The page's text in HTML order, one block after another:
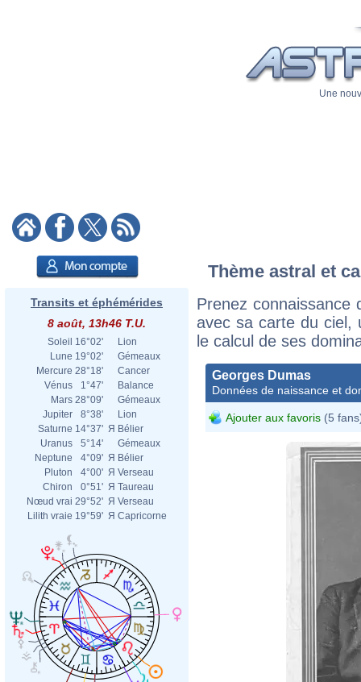
Une
Transits et éphémérides
8 août, 13h46 T.U.
Soleil 16°02'
Lion
Lune 19°02'
Gémeaux
Mercure 28°18'
Cancer
Vénus
1°47'
Balance
Mars 28°09'
Gémeaux
Jupiter
8°38'
Lion
Saturne 14°37' Я Bélier
Uranus
5°14'
Gémeaux
Neptune
4°09' Я Bélier
Pluton
4°00' Я Verseau
Chiron
0°51' Я Taureau
Nœud vrai 29°52' Я Verseau
Lilith vraie 19°59' Я Capricorne
Thème astral et
Prenez connaissance
avec sa carte du ciel,
le calcul de ses
Georges Dumas
Données de naissance et
Ajouter aux favoris (5